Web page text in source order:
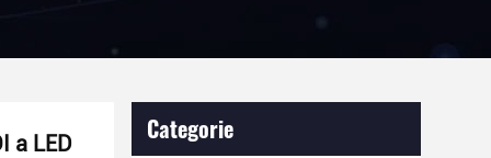
a LED
Categorie